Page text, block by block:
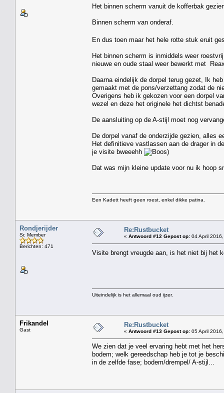
Het binnen scherm vanuit de kofferbak
Binnen scherm van onderaf.
En dus toen maar het hele rotte stuk eruit
Het binnen scherm is inmiddels weer
nieuwe en oude staal weer bewerkt met
Daarna eindelijk de dorpel terug gezet, Ik
gemaakt met de pons/verzettang zodat de
Overigens heb ik gekozen voor een dorpel
wezel en deze het originele het dichtst
De aansluiting op de A-stijl moet nog
De dorpel vanaf de onderzijde gezien, alles
Het definitieve vastlassen aan de drager in
je visite bweeehh
)
Dat was mijn kleine update voor nu ik hoop
Een Kadett heeft geen roest, enkel dikke patina.
Rondjerijder
Sr. Member
Berichten: 471
Re:Rustbucket
« Antwoord #12 Gepost op: 04 April
Visite brengt vreugde aan, is het niet bij het
Uiteindelijk is het allemaal oud ijzer.
Frikandel
Gast
Re:Rustbucket
« Antwoord #13 Gepost op: 05 April
We zien dat je veel ervaring hebt met het
bodem; welk gereedschap heb je tot je
in de zelfde fase; bodem/drempel/ A-stijl...